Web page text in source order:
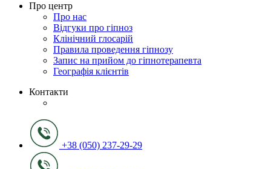
Про центр
Про нас
Відгуки про гіпноз
Клінічний глосарій
Правила проведення гіпнозу
Запис на прийом до гіпнотерапевта
Географія клієнтів
Контакти
+38 (050) 237-29-29